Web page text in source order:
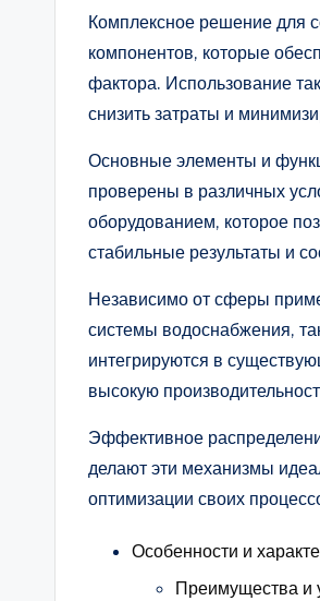
Комплексное решение для
компонентов, которые
фактора. Использование
снизить затраты и
Основные элементы и
проверены в различных
оборудованием, которое
стабильные результаты и
Независимо от сферы
системы водоснабжения,
интегрируются в
высокую
Эффективное
делают эти механизмы
оптимизации своих
Особенности и
Преимущества и